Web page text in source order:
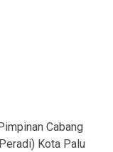
Cabang
Kota Palu